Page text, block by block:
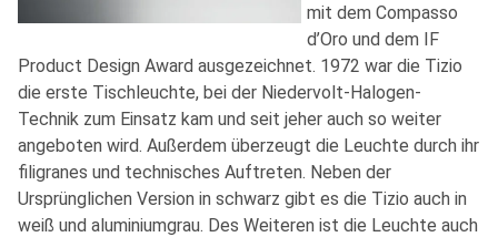
mit dem Compasso
d’Oro und dem IF
Product Design Award ausgezeichnet. 1972 war die Tizio
die erste Tischleuchte, bei der Niedervolt-Halogen-
Technik zum Einsatz kam und seit jeher auch so weiter
angeboten wird. Außerdem überzeugt die Leuchte durch ihr
filigranes und technisches Auftreten. Neben der
Ursprünglichen Version in schwarz gibt es die Tizio auch in
weiß und aluminiumgrau. Des Weiteren ist die Leuchte auch